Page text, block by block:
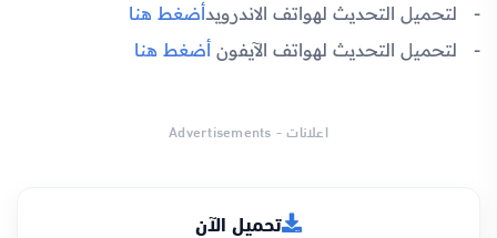
لتحميل التحديث لهواتف الاندرويدأضغط هنا
لتحميل التحديث لهواتف الآيفون أضغط هنا
اعلانات - Advertisements
تحميل الآن